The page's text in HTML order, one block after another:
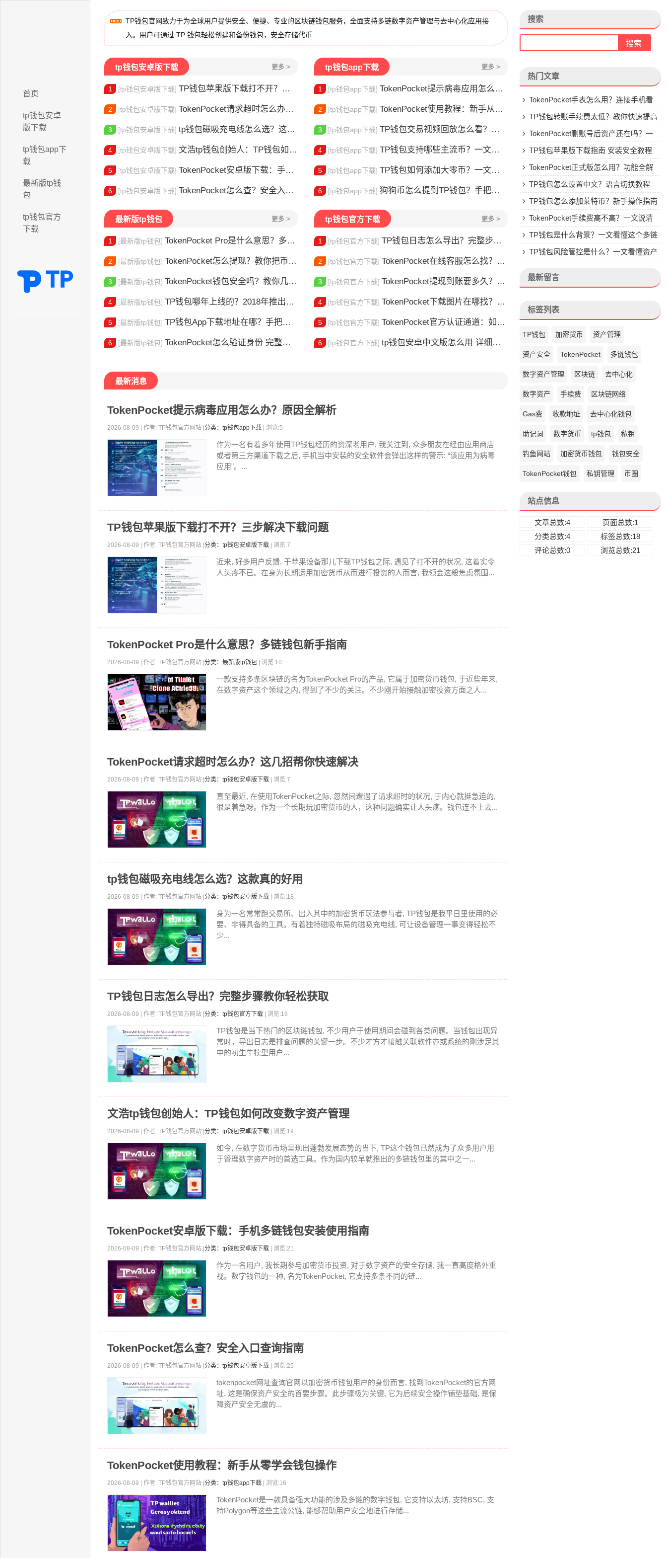
首页
tp钱包安卓
版下载
tp钱包app下
载
最新版tp钱
包
tp钱包官方
下载
TP钱包官网致力于为全球用户提供安全、便捷、专业的区块链钱包服务，全面支持多链数字资产管理与去中心化应用接
入。用户可通过 TP 钱包轻松创建和备份钱包，安全存储代币
tp钱包安卓版下载 更多 >
1 [tp钱包安卓版下载] TP钱包苹果版下载打不开？三步解决下载问题
2 [tp钱包安卓版下载] TokenPocket请求超时怎么办？这几招帮你快速解决
3 [tp钱包安卓版下载] tp钱包磁吸充电线怎么选？这款真的好用
4 [tp钱包安卓版下载] 文浩tp钱包创始人：TP钱包如何改变数字资产管理
5 [tp钱包安卓版下载] TokenPocket安卓版下载：手机多链钱包安装使用指南
6 [tp钱包安卓版下载] TokenPocket怎么查？安全入口查询指南
tp钱包app下载 更多 >
1 [tp钱包app下载] TokenPocket提示病毒应用怎么办？原因全解析
2 [tp钱包app下载] TokenPocket使用教程：新手从零学会钱包操作
3 [tp钱包app下载] TP钱包交易视频回放怎么看？一文教你轻松找回
4 [tp钱包app下载] TP钱包支持哪些主流币？一文看懂
5 [tp钱包app下载] TP钱包如何添加大零币？一文教你轻松操作
6 [tp钱包app下载] 狗狗币怎么提到TP钱包？手把手教你安全转入
最新版tp钱包 更多 >
1 [最新版tp钱包] TokenPocket Pro是什么意思？多链钱包新手指南
2 [最新版tp钱包] TokenPocket怎么提现？教你把币安全换成现金
3 [最新版tp钱包] TokenPocket钱包安全吗？教你几招自查
4 [最新版tp钱包] TP钱包哪年上线的？2018年推出的多链钱包全解析
5 [最新版tp钱包] TP钱包App下载地址在哪？手把手教你安全下载
6 [最新版tp钱包] TokenPocket怎么验证身份 完整教程分享 手把手教你完成KYC认证流程
tp钱包官方下载 更多 >
1 [tp钱包官方下载] TP钱包日志怎么导出？完整步骤教你轻松获取
2 [tp钱包官方下载] TokenPocket在线客服怎么找？人工客服快速接入攻略
3 [tp钱包官方下载] TokenPocket提现到账要多久？别把钱包当银行，看完这篇就懂了
4 [tp钱包官方下载] TokenPocket下载图片在哪找？官方渠道最靠谱
5 [tp钱包官方下载] TokenPocket官方认证通道：如何找到真正的官方渠道
6 [tp钱包官方下载] tp钱包安卓中文版怎么用 详细安装教程
最新消息
TokenPocket提示病毒应用怎么办？原因全解析
2026-08-09 | 作者: TP钱包官方网站 | 分类：tp钱包app下载 | 浏览:5
作为一名有着多年使用TP钱包经历的资深老用户, 我关注到, 众多朋友在经由应用商店
或者第三方渠道下载之后, 手机当中安装的安全软件会弹出这样的警示: “该应用为病毒
应用”。...
TP钱包苹果版下载打不开？三步解决下载问题
2026-08-09 | 作者: TP钱包官方网站 | 分类：tp钱包安卓版下载 | 浏览:7
近来, 好多用户反馈, 于苹果设备那儿下载TP钱包之际, 遇见了打不开的状况, 这着实令
人头疼不已。在身为长期运用加密货币从而进行投资的人而言, 我领会这般焦虑氛围...
TokenPocket Pro是什么意思？多链钱包新手指南
2026-08-09 | 作者: TP钱包官方网站 | 分类：最新版tp钱包 | 浏览:10
一款支持多条区块链的名为TokenPocket Pro的产品, 它属于加密货币钱包, 于近些年来,
在数字资产这个领域之内, 得到了不少的关注。不少刚开始接触加密投资方面之人...
TokenPocket请求超时怎么办？这几招帮你快速解决
2026-08-09 | 作者: TP钱包官方网站 | 分类：tp钱包安卓版下载 | 浏览:7
直至最近, 在使用TokenPocket之际, 忽然间遭遇了请求超时的状况, 于内心就挺急迫的,
很是着急呀。作为一个长期玩加密货币的人，这种问题确实让人头疼。钱包连不上去...
tp钱包磁吸充电线怎么选？这款真的好用
2026-08-09 | 作者: TP钱包官方网站 | 分类：tp钱包安卓版下载 | 浏览:18
身为一名常常跑交易所、出入其中的加密货币玩法参与者, TP钱包是我平日里使用的必
要、非得具备的工具。有着独特磁吸布局的磁吸充电线, 可让设备管理一事变得轻松不
少...
TP钱包日志怎么导出？完整步骤教你轻松获取
2026-08-09 | 作者: TP钱包官方网站 | 分类：tp钱包官方下载 | 浏览:16
TP钱包是当下热门的区块链钱包, 不少用户于使用期间会碰到各类问题。当钱包出现异
常时，导出日志是排查问题的关键一步。不少才方才接触关联软件亦或系统的刚涉足其
中的初生牛犊型用户...
文浩tp钱包创始人：TP钱包如何改变数字资产管理
2026-08-09 | 作者: TP钱包官方网站 | 分类：tp钱包安卓版下载 | 浏览:19
如今, 在数字货币市场呈现出蓬勃发展态势的当下, TP这个钱包已然成为了众多用户用
于管理数字资产时的首选工具。作为国内较早就推出的多链钱包里的其中之一...
TokenPocket安卓版下载：手机多链钱包安装使用指南
2026-08-09 | 作者: TP钱包官方网站 | 分类：tp钱包安卓版下载 | 浏览:21
作为一名用户, 我长期参与加密货币投资, 对于数字资产的安全存储, 我一直高度格外重
视。数字钱包的一种, 名为TokenPocket, 它支持多条不同的链...
TokenPocket怎么查？安全入口查询指南
2026-08-09 | 作者: TP钱包官方网站 | 分类：tp钱包安卓版下载 | 浏览:25
tokenpocket网址查询官网以加密货币钱包用户的身份而言, 找到TokenPocket的官方网
址, 这是确保资产安全的首要步骤。此步骤极为关键, 它为后续安全操作铺垫基础, 是保
障资产安全无虞的...
TokenPocket使用教程：新手从零学会钱包操作
2026-08-09 | 作者: TP钱包官方网站 | 分类：tp钱包app下载 | 浏览:16
TokenPocket是一款具备强大功能的涉及多链的数字钱包, 它支持以太坊, 支持BSC, 支
持Polygon等这些主流公链, 能够帮助用户安全地进行存储...
搜索
热门文章
TokenPocket手表怎么用？连接手机看
行情教程
TP钱包转账手续费太低？教你快速提高
Gas费
TokenPocket删账号后资产还在吗？一
文讲清楚
TP钱包苹果版下载指南 安装安全教程
TokenPocket正式版怎么用？功能全解
析与安全使用指南
TP钱包怎么设置中文？语言切换教程
TP钱包怎么添加莱特币？新手操作指南
TokenPocket手续费高不高？一文说清
楚TP钱包是什么背景？一文看懂这个多链
钱包的来头
TP钱包风险管控是什么？一文看懂资产
最新留言
标签列表
TP钱包 加密货币 资产管理
资产安全 TokenPocket 多链钱包
数字资产管理 区块链 去中心化
数字资产 手续费 区块链网络
Gas费 收款地址 去中心化钱包
助记词 数字货币 tp钱包 私钥
钓鱼网站 加密货币钱包 钱包安全
TokenPocket钱包 私钥管理 币圈
站点信息
文章总数:4
页面总数:1
分类总数:4
标签总数:18
评论总数:0
浏览总数:21